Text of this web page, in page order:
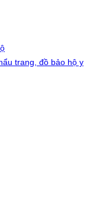
trang, đồ bảo hộ y